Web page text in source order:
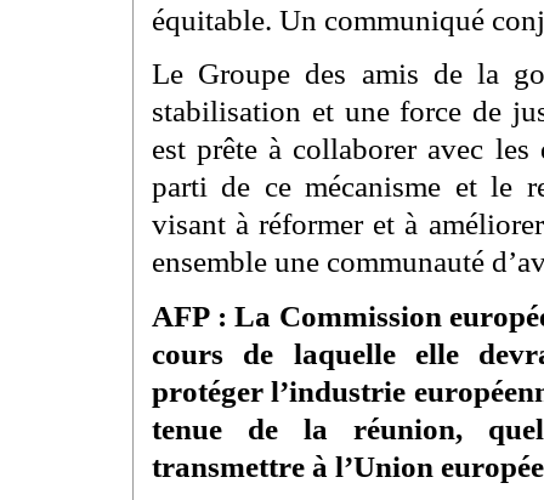
équitable. Un communiqué
Le Groupe des amis de la
stabilisation et une force de
est prête à collaborer avec
parti de ce mécanisme et le
visant à réformer et à
ensemble une communauté
AFP : La Commission
cours de laquelle elle
protéger l’industrie
tenue de la réunion,
transmettre à l’Union